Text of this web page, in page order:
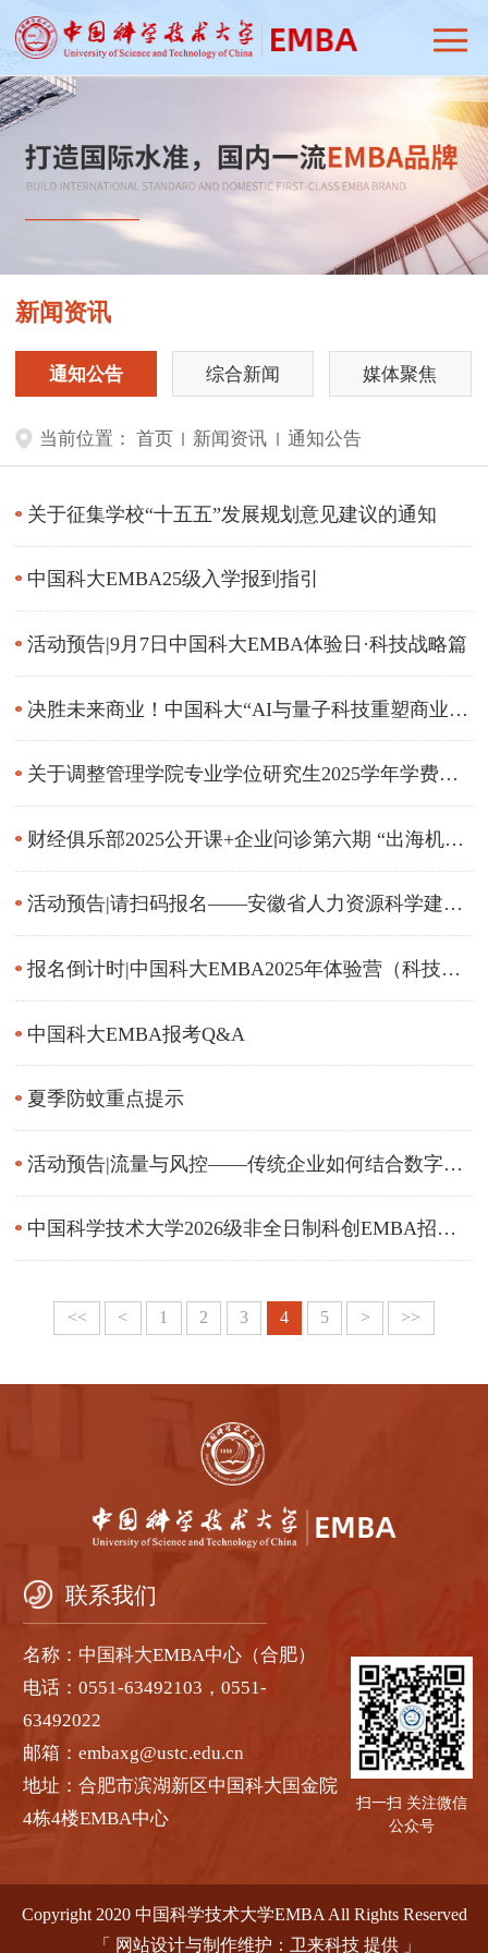
新闻资讯
通知公告 综合新闻 媒体聚焦
当前位置： 首页 新闻资讯 通知公告
关于征集学校“十五五”发展规划意见建议的通知
中国科大EMBA25级入学报到指引
活动预告|9月7日中国科大EMBA体验日·科技战略篇
决胜未来商业！中国科大“AI与量子科技重塑商业范
式“专题活动开放报名
关于调整管理学院专业学位研究生2025学年学费缴
纳时间的通知
财经俱乐部2025公开课+企业问诊第六期 “出海机遇
——企业出海的机会、博弈与风险”
活动预告|请扫码报名——安徽省人力资源科学建设
与企业发展大会
报名倒计时|中国科大EMBA2025年体验营（科技金
融专题）
中国科大EMBA报考Q&A
夏季防蚊重点提示
活动预告|流量与风控——传统企业如何结合数字营
销实现增长与应收账款风控管理
中国科学技术大学2026级非全日制科创EMBA招生
通知
<< < 1 2 3 4 5 > >>
联系我们
名称：中国科大EMBA中心（合肥）
电话：0551-63492103，0551-
63492022
邮箱：embaxg@ustc.edu.cn
地址：合肥市滨湖新区中国科大国金院
4栋4楼EMBA中心
扫一扫 关注微信
公众号
Copyright 2020 中国科学技术大学EMBA All Rights Reserved
「
网站设计与制作维护：卫来科技 提供 」